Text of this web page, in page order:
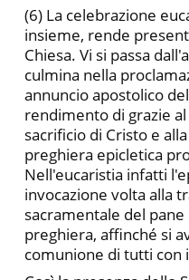
(6) La celebrazione
insieme, rende
Chiesa. Vi si passa
culmina nella
annuncio apostolico
rendimen­to di grazie
sacrificio di Cristo e
preghiera epicletica
Nell'eucaristia infatti
invocazione volta alla
sacramentale del
preghiera, affinché si
comunione di tut­ti con